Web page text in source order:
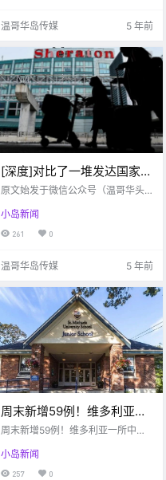
e .
温哥华岛传媒 5 年前
[深度]对比了一堆发达国家的
强制隔离政策后，发现加拿
原文始发于微信公众号（温哥华头
式开始要求所有陆路入境的非必要
旅行者提供新冠测试文件。从美加
示14至90天内的阳.
小岛新闻
261 0
温哥华岛传媒 5 年前
周末新增59例！维多利亚一
所中学发生疫情感染！上周
罚款！！
周末新增59例！维多利亚一所中学
人群聚遭警察罚款！！
小岛新闻
257 0